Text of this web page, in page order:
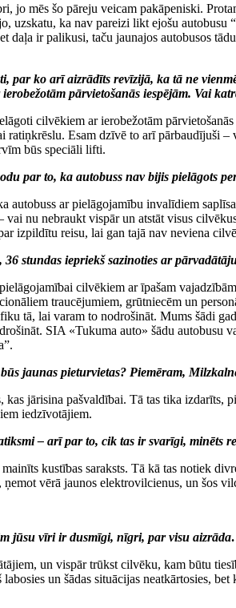
jo mēs šo pāreju veicam pakāpeniski.
uzskatu, ka nav pareizi likt ejošu
daļa ir palikusi, taču jaunajos autobusos
par ko arī aizrādīts revīzijā, ka tā ne
pārvietošanās iespējām. Vai
cilvēkiem ar ierobežotām
ratiņkrēslu. Esam dzīvē to arī pārbaudījuši
būs speciāli lifti.
par to, ka autobuss nav bijis pielāgots
ar pielāgojamību invalīdiem
nu nebraukt vispār un atstāt visus
izpildītu reisu, lai gan tajā nav neviena
stundas iepriekš sazinoties ar
cilvēkiem ar īpašam
traucējumiem, grūtniecēm un
tā, lai varam to nodrošināt. Mums šādi
SIA «Tukuma auto» šādu autobusu
jaunas pieturvietas? Piemēram,
kas jārisina pašvaldībai. Tā tas tika
iedzīvotājiem.
– arī par to, cik tas ir svarīgi, minēts
kustības saraksts. Tā kā tas notiek
vērā jaunos elektrovilcienus, un šos
jūsu vīri ir dusmīgi, nīgri, par visu
un vispār trūkst cilvēku, kam būtu
un šādas situācijas neatkārtosies,